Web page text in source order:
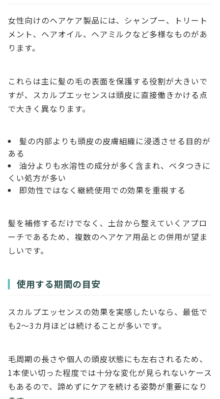
女性向けのヘアケア製品には、シャンプー、トリート
メント、ヘアオイル、ヘアミルクなど多様なものがあ
ります。
これらは主に髪の毛の表面を保護する役割が大きいで
すが、スカルプエッセンスは頭皮に直接働きかける点
で大きく異なります。
髪の内部よりも頭皮の皮膚組織に浸透させる目的が
ある
油分よりも水溶性の成分が多く含まれ、ベタつきに
くい処方が多い
即効性ではなく継続使用での効果を重視する
髪を補修するだけでなく、土台から整えていくアプロ
ーチであるため、複数のヘアケア用品との併用が望ま
しいです。
使用する期間の目安
スカルプエッセンスの効果を実感したいなら、最低で
も2～3カ月ほどは続けることが多いです。
毛周期の長さや個人の頭皮状態にも左右されるため、
1本使い切った程度では十分な変化が見られないケース
もあるので、諦めずにケアを続ける姿勢が重要になり